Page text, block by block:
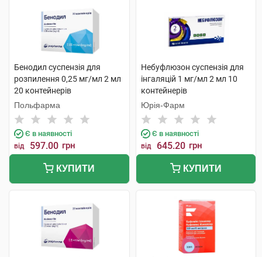
Бенодил суспензія для
розпилення 0,25 мг/мл 2 мл
20 контейнерів
Польфарма
Є в наявності
від 597.00 грн
КУПИТИ
Небуфлюзон суспензія для
інгаляцій 1 мг/мл 2 мл 10
контейнерів
Юрія-Фарм
Є в наявності
від 645.20 грн
КУПИТИ